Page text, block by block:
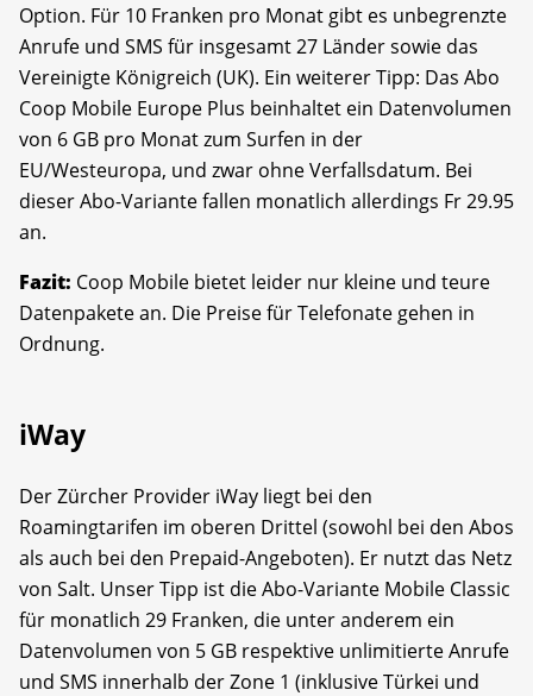
Option. Für 10 Franken pro Monat gibt es unbegrenzte
Anrufe und SMS für insgesamt 27 Länder sowie das
Vereinigte Königreich (UK). Ein weiterer Tipp: Das Abo
Coop Mobile Europe Plus beinhaltet ein Datenvolumen
von 6 GB pro Monat zum Surfen in der
EU/Westeuropa, und zwar ohne Verfalls­datum. Bei
dieser Abo-Variante fallen monatlich allerdings Fr 29.95
an.
Fazit: Coop Mobile bietet leider nur kleine und teure
Datenpakete an. Die Preise für Telefonate gehen in
Ordnung.
iWay
Der Zürcher Provider iWay liegt bei den
Roamingtarifen im oberen Drittel (sowohl bei den Abos
als auch bei den Prepaid-Angeboten). Er nutzt das Netz
von Salt. Unser Tipp ist die Abo-Variante Mobile Classic
für monatlich 29 Franken, die unter anderem ein
Datenvolumen von 5 GB respektive unlimitierte Anrufe
und SMS innerhalb der Zone 1 (inklusive Türkei und